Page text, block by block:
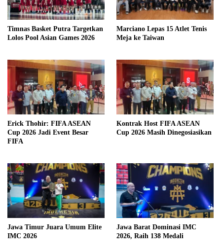
Timnas Basket Putra Targetkan
Lolos Pool Asian Games 2026
Marciano Lepas 15 Atlet Tenis
Meja ke Taiwan
Erick Thohir: FIFA ASEAN
Cup 2026 Jadi Event Besar
FIFA
Kontrak Host FIFA ASEAN
Cup 2026 Masih Dinegosiasikan
Jawa Timur Juara Umum Elite
IMC 2026
Jawa Barat Dominasi IMC
2026, Raih 138 Medali